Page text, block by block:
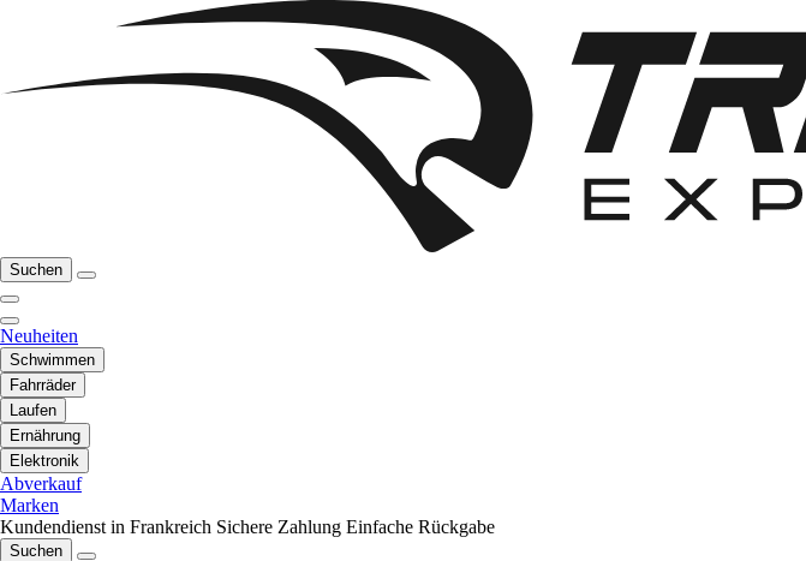
Suchen
Neuheiten
Schwimmen
Fahrräder
Laufen
Ernährung
Elektronik
Abverkauf
Marken
Kundendienst in Frankreich Sichere Zahlung Einfache Rückgabe
Suchen